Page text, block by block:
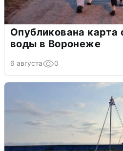
Опубликована карта
воды в Воронеже
6 августа 0